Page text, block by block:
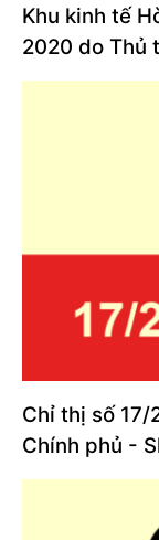
Khu kinh tế
2020 do Thủ
Chỉ thị số
Chính phủ -